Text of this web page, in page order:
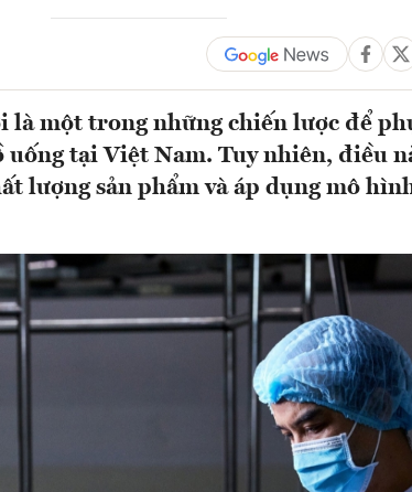
một trong những chiến lược để
uống tại Việt Nam. Tuy nhiên, điều
lượng sản phẩm và áp dụng mô